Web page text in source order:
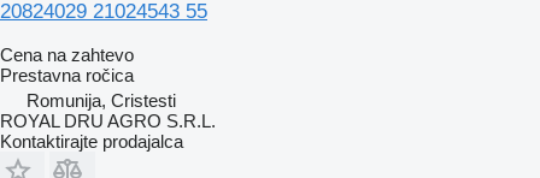
20824029 21024543 55
Cena na zahtevo
Prestavna ročica
Romunija, Cristesti
ROYAL DRU AGRO S.R.L.
Kontaktirajte prodajalca